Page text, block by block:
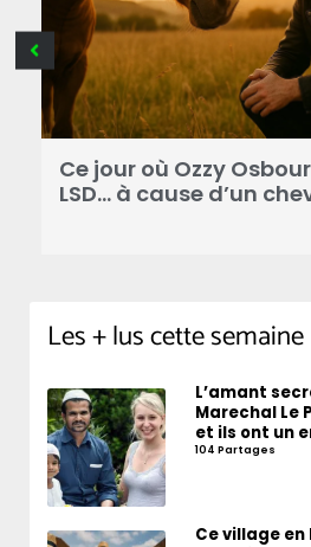
Ce jour où Ozzy
LSD… à cause d’un
Les + lus cette semaine
L’amant
Marechal Le
et ils ont un
104 Partages
Ce village